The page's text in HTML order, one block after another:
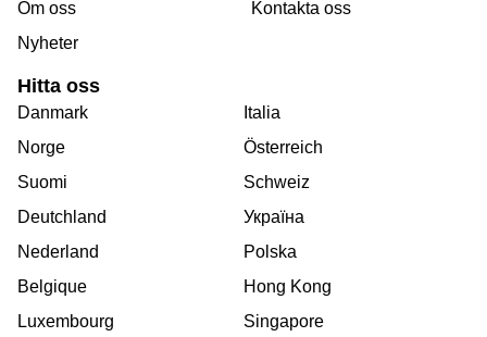
Om oss
Nyheter
Kontakta oss
Hitta oss
Danmark
Norge
Suomi
Deutchland
Nederland
Belgique
Luxembourg
Italia
Österreich
Schweiz
Україна
Polska
Hong Kong
Singapore